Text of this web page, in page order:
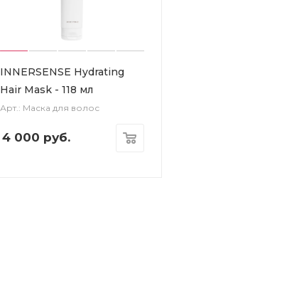
INNERSENSE Hydrating
Hair Mask - 118 мл
Арт.: Маска для волос
4 000 руб.